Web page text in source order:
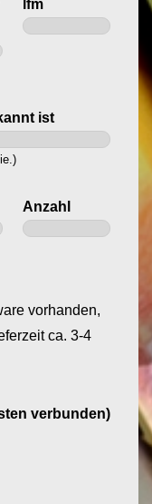
lfm
ist
Anzahl
vorhanden,
ca. 3-4
verbunden)